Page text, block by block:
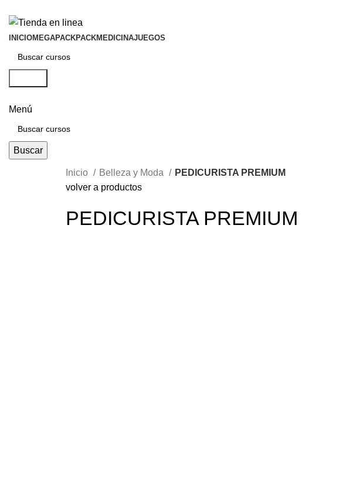
INICIOMEGAPACKPACKMEDICINAJUEGOS
Menú
Buscar
Inicio Belleza y Moda
PEDICURISTA PREMIUM
volver a productos
PEDICURISTA PREMIUM